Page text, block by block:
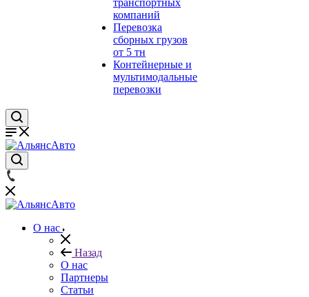
транспортных
компаний
Перевозка
сборных грузов
от 5 тн
Контейнерные и
мультимодальные
перевозки
О нас
Назад
О нас
Партнеры
Статьи